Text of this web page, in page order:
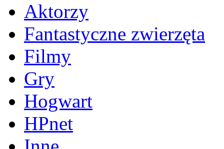
Aktorzy
Fantastyczne zwierzęta
Filmy
Gry
Hogwart
HPnet